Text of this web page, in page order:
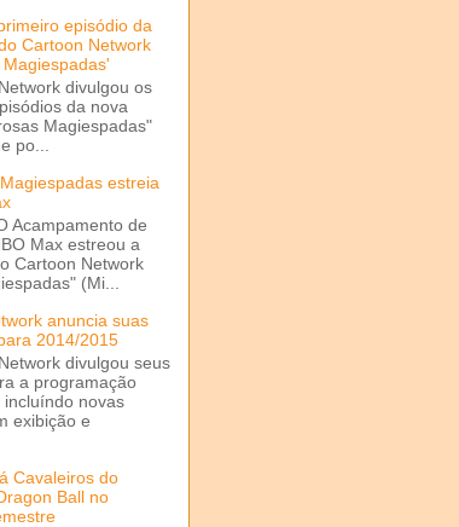
episódio da
Cartoon Network
divulgou os
da nova
Magiespadas"
po...
estreia
Acampamento de
Max estreou a
Cartoon Network
(Mi...
anuncia suas
2014/2015
divulgou seus
a programação
incluíndo novas
exibição e
Cavaleiros do
Ball no